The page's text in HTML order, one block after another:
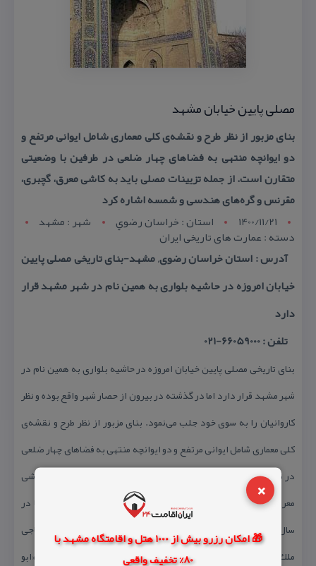
×
🎁 امکان رزرو بیش از 1000 هتل و اقامتگاه مشهد با
80% تخفیف واقعی
مصلی پایین خیابان مشهد
بنای مزبور از نظر طرح و نقشه‌ی كلی معماری شامل ایوانی مرتفع و
دو ایوانچه منتهی به فضاهای چهار ضلعی در طرفین با وضعیتی
متقارن است. از جمله تزیینات مصلی باید به كاشی معرق، گچبری،
مقرنس و گره‌های هندسی و شمسه اشاره كرد
1400/11/21
استان : خراسان رضوي شهر : مشهد
دسته : عمارت های تاریخی ایران
آدرس : استان خراسان رضوی, مشهد-بنای تاریخی مصلی پایین
خیابان امروزه در حاشیه بلواری به همین نام در شهر مشهد قرار
دارد
تلفن : 66059000-021
بنای تاریخی مصلی پایین خیابان امروزه در حاشیه بلواری به همین نام در
شهر مشهد قرار دارد اما در گذشته در بیرون از حصار شهر واقع بوده و نظر
كاروانیان را به سوی خود جلب می‌نمود. بنای مزبور از نظر طرح و نقشه‌ی
كلی معماری شامل ایوانی مرتفع و دو ایوانچه منتهی به فضاهای چهار ضلعی
در طرفین با وضعیتی متقارن است. از جمله تزیینات مصلی باید به كاشی
معرق، گچبری، مقرنس و گره‌های هندسی و شمسه اشاره كرد. این بنا در
سال ۱۰۸۷ق مقارن با زمامداری شاه سلیمان صفوی به سعی و اهتمام «حاجی
ملك» و معماری «حاجی شجاع بنای اصفهانی» به امر نواب عالی مقام «ابو